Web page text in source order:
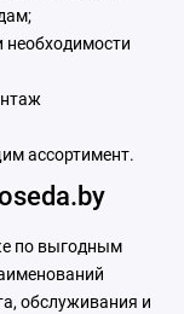
ассортимент.
по выгодным
обслуживания и